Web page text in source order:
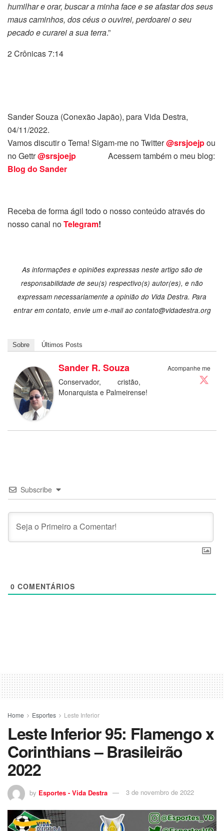
humilhar e orar, buscar a minha face e se afastar dos seus
maus caminhos, dos céus o ouvirei, perdoarei o seu
pecado e curarei a sua terra.”
2 Crônicas 7:14
Sander Souza (Conexão Japão), para Vida Destra,
04/11/2022.
Vamos discutir o Tema! Sigam-me no Twitter@srsjoejpou
no Gettr@srsjoejp Acessem também o meu blog:
Blog do Sander
Receba de forma ágil todo o nosso conteúdo através do
nosso canal noTelegram!
As informações e opiniões expressas neste artigo são de
responsabilidade de seu(s) respectivo(s) autor(es), e não
expressam necessariamente a opinião do Vida Destra. Para
entrar em contato, envie um e-mail ao contato@vidadestra.org
Sobre Últimos Posts
Acompanhe me
Sander R. Souza
Conservador, cristão,
Monarquista e Palmeirense!
Subscribe
0 COMENTÁRIOS
Home Esportes Leste Inferior
Leste Inferior 95: Flamengo x
Corinthians – Brasileirão
2022
by Esportes - Vida Destra 3 de novembro de 2022